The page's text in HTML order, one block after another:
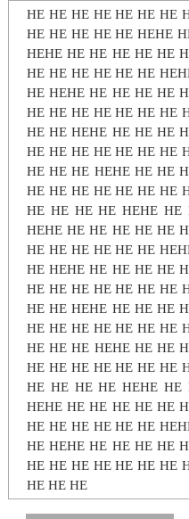
HE HE HE HE HE HE HE
HE HE HE HE HE HEHE
HEHE HE HE HE HE HE
HE HE HE HE HE HE
HE HEHE HE HE HE HE
HE HE HE HE HE HE HE
HE HE HEHE HE HE HE
HE HE HE HE HE HE HE
HE HE HE HEHE HE HE
HE HE HE HE HE HE HE
HE HE HE HE HEHE
HEHE HE HE HE HE HE
HE HE HE HE HE HE
HE HEHE HE HE HE HE
HE HE HE HE HE HE HE
HE HE HEHE HE HE HE
HE HE HE HE HE HE HE
HE HE HE HEHE HE HE
HE HE HE HE HE HE HE
HE HE HE HE HEHE
HEHE HE HE HE HE HE
HE HE HE HE HE HE
HE HEHE HE HE HE HE
HE HE HE HE HE HE HE
HE HE HE